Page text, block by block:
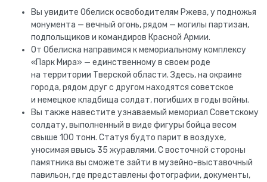
Вы увидите Обелиск освободителям Ржева, у подножья
монумента — вечный огонь, рядом — могилы партизан,
подпольщиков и командиров Красной Армии.
От Обелиска направимся к мемориальному комплексу
«Парк Мира» — единственному в своем роде
на территории Тверской области. Здесь, на окраине
города, рядом друг с другом находятся советское
и немецкое кладбища солдат, погибших в годы войны.
Вы также навестите узнаваемый мемориал Советскому
солдату, выполненный в виде фигуры бойца весом
свыше 100 тонн. Статуя будто парит в воздухе,
уносимая ввысь 35 журавлями. С восточной стороны
памятника вы сможете зайти в музейно-выставочный
павильон, где представлены фотографии, документы,